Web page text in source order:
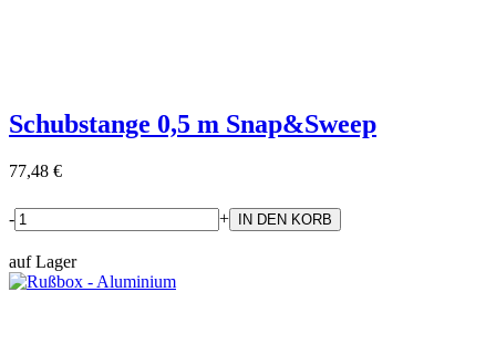
Schubstange 0,5 m Snap&Sweep
77,48 €
- +
auf Lager